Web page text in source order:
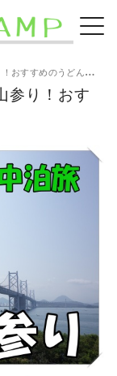
めのうどん屋さん紹介
参り！おす